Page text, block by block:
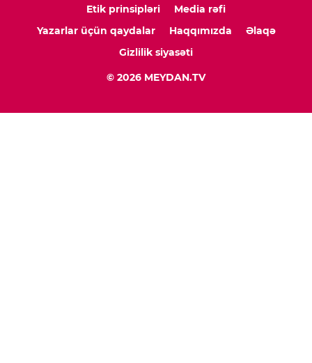
Etik prinsipləri
Media rəfi
Yazarlar üçün qaydalar
Haqqımızda
Əlaqə
Gizlilik siyasəti
© 2026 MEYDAN.TV